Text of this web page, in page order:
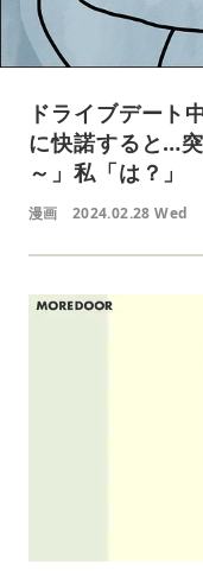
ドライブデート
に快諾すると…
～」私「は？」
漫画 2024.02.28 Wed